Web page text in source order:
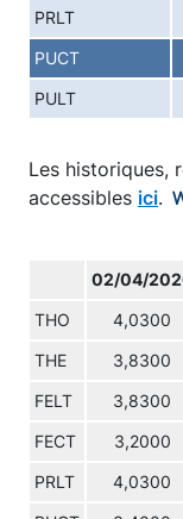
PRLT
PUCT
PULT
Les historiques,
accessibles ici.
02/04/
THO 4,0300
THE 3,8300
FELT 3,8300
FECT 3,2000
PRLT 4,0300